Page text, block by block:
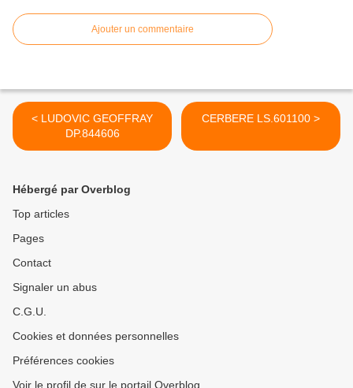
Ajouter un commentaire
< LUDOVIC GEOFFRAY
DP.844606
CERBERE LS.601100 >
Hébergé par Overblog
Top articles
Pages
Contact
Signaler un abus
C.G.U.
Cookies et données personnelles
Préférences cookies
Voir le profil de sur le portail Overblog